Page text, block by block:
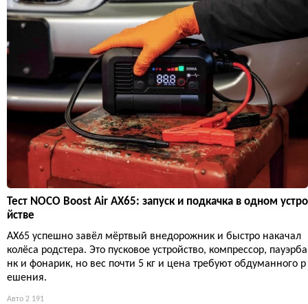
Тест NOCO Boost Air AX65: запуск и подкачка в одном устро
йстве
AX65 успешно завёл мёртвый внедорожник и быстро накачал
колёса родстера. Это пусковое устройство, компрессор, пауэрба
нк и фонарик, но вес почти 5 кг и цена требуют обдуманного р
ешения.
Авто 2 191